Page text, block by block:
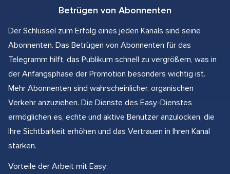
Betrügen von Abonnenten
Der Schlüssel zum Erfolg eines jeden Kanals sind seine
Abonnenten. Das Betrügen von Abonnenten für das
Telegramm hilft, das Publikum schnell zu vergrößern, was in
der Anfangsphase der Promotion besonders wichtig ist.
Mehr Abonnenten sind wahrscheinlicher, organischen
Verkehr anzuziehen. Die Dienste des Easy-Dienstes
ermöglichen es, echte und aktive Benutzer anzulocken, die
Ihre Sichtbarkeit erhöhen und das Vertrauen in Ihren Kanal
stärken.
Vorteile der Arbeit mit Easy: